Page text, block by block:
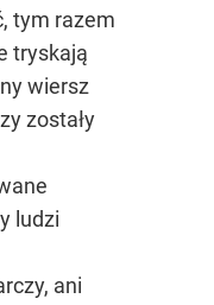
tym razem
tryskają
wiersz
zostały
ludzi
ani